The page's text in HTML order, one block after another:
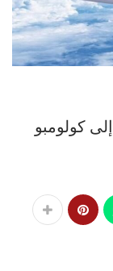
كولومبو